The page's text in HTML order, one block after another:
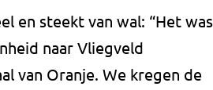
en steekt van wal: “Het was
naar Vliegveld
van Oranje. We kregen de